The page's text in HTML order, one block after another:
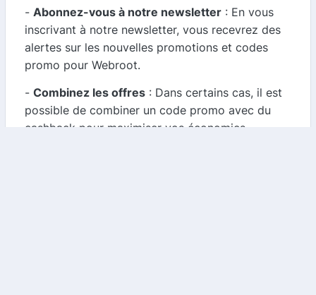
- Abonnez-vous à notre newsletter : En vous
inscrivant à notre newsletter, vous recevrez des
alertes sur les nouvelles promotions et codes
promo pour Webroot.
- Combinez les offres : Dans certains cas, il est
possible de combiner un code promo avec du
cashback pour maximiser vos économies.